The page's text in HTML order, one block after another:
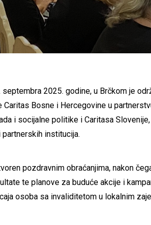
septembra 2025. godine, u Brčkom je
Caritas Bosne i Hercegovine u
i socijalne politike i Caritasa
institucija.
pozdravnim obraćanjima, nakon
te planove za buduće akcije i
osoba sa invaliditetom u lokalnim